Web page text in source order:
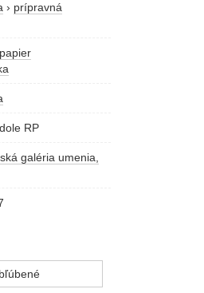
› prípravná
RP
galéria umenia,